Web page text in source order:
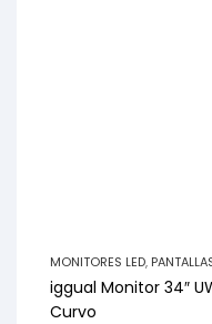
MONITORES LED,
iggual Monitor 34″
Curvo